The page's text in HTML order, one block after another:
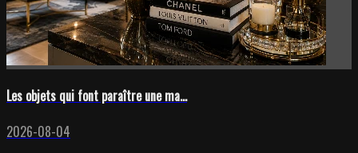
Les objets qui font paraître une ma...
2026-08-04